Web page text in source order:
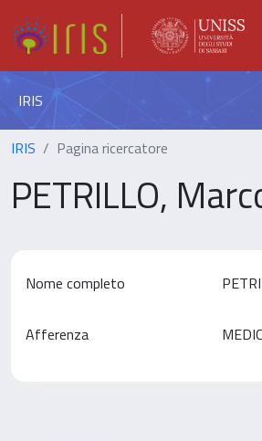
IRIS
IRIS Pagina ricercatore
PETRILLO,
Nome completo
Afferenza